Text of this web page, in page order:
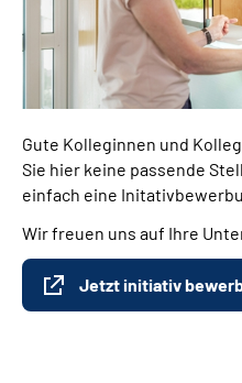
Gute Kolleginnen und
Sie hier keine passende
einfach eine
Wir freuen uns auf Ihre
Jetzt initiativ